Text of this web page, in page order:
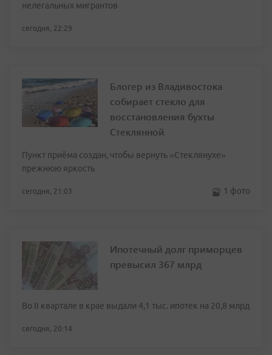
нелегальных мигрантов
сегодня, 22:29
Блогер из Владивостока
собирает стекло для
восстановления бухты
Стеклянной
Пункт приёма создан, чтобы вернуть «Стеклянухе»
прежнюю яркость
сегодня, 21:03 1 фото
Ипотечный долг приморцев
превысил 367 млрд
Во II квартале в крае выдали 4,1 тыс. ипотек на 20,8 млрд
сегодня, 20:14